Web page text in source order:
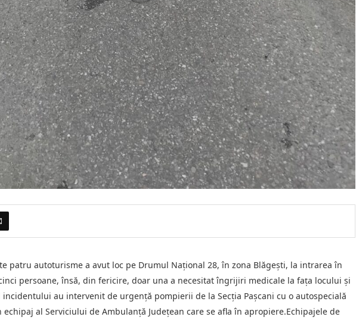
patru autoturisme a avut loc pe Drumul Național 28, în zona Blăgești, la intrarea în
persoane, însă, din fericire, doar una a necesitat îngrijiri medicale la fața locului și
au intervenit de urgență pompierii de la Secția Pașcani cu o autospecială
al Serviciului de Ambulanță Județean care se afla în apropiere.Echipajele de